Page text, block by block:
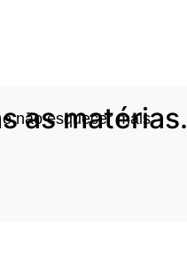
as matérias.
não esquecer mais.